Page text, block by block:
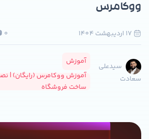
0
ووکامرس
سیدعلی
سعادت
آموزش
آموزش ووکامرس (رایگان) |
ساخت فروشگاه